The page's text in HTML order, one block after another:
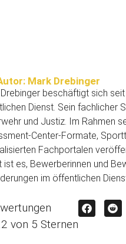
Mark Drebinger
beschäftigt sich
Dienst. Sein fachlicher
und Justiz. Im Rahmen
Center-Formate,
Fachportalen
ist es, Bewerberinnen und
im öffentlichen
von 5 Sternen